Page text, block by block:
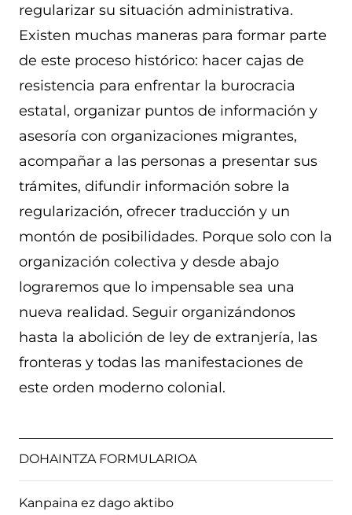
regularizar su situación administrativa.
Existen muchas maneras para formar parte
de este proceso histórico: hacer cajas de
resistencia para enfrentar la burocracia
estatal, organizar puntos de información y
asesoría con organizaciones migrantes,
acompañar a las personas a presentar sus
trámites, difundir información sobre la
regularización, ofrecer traducción y un
montón de posibilidades. Porque solo con la
organización colectiva y desde abajo
lograremos que lo impensable sea una
nueva realidad. Seguir organizándonos
hasta la abolición de ley de extranjería, las
fronteras y todas las manifestaciones de
este orden moderno colonial.
DOHAINTZA FORMULARIOA
Kanpaina ez dago aktibo